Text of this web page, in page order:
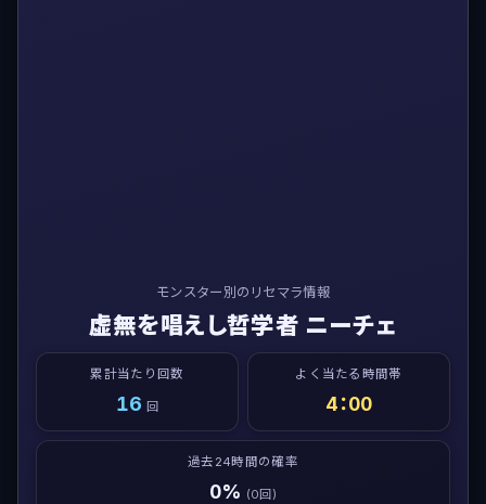
モンスター別のリセマラ情報
虚無を唱えし哲学者 ニーチェ
累計当たり回数
16 回
よく当たる時間帯
4：00
過去24時間の確率
0% (0回)